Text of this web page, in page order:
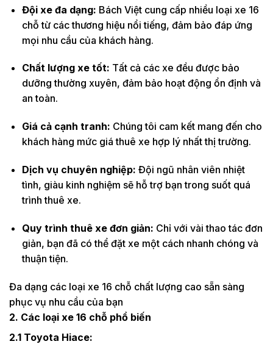
Đội xe đa dạng: Bách Việt cung cấp nhiều loại xe 16
chỗ từ các thương hiệu nổi tiếng, đảm bảo đáp ứng
mọi nhu cầu của khách hàng.
Chất lượng xe tốt: Tất cả các xe đều được bảo
dưỡng thường xuyên, đảm bảo hoạt động ổn định và
an toàn.
Giá cả cạnh tranh: Chúng tôi cam kết mang đến cho
khách hàng mức giá thuê xe hợp lý nhất thị trường.
Dịch vụ chuyên nghiệp: Đội ngũ nhân viên nhiệt
tình, giàu kinh nghiệm sẽ hỗ trợ bạn trong suốt quá
trình thuê xe.
Quy trình thuê xe đơn giản: Chỉ với vài thao tác đơn
giản, bạn đã có thể đặt xe một cách nhanh chóng và
thuận tiện.
Đa dạng các loại xe 16 chỗ chất lượng cao sẵn sàng
phục vụ nhu cầu của bạn
2. Các loại xe 16 chỗ phổ biến
2.1 Toyota Hiace: